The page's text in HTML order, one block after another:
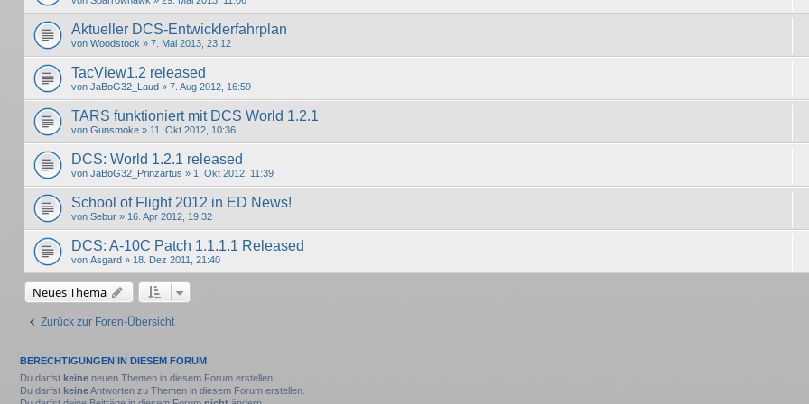
Aktueller DCS-Entwicklerfahrplan
von Woodstock » 7. Mai 2013, 23:12
TacView1.2 released
von JaBoG32_Laud » 7. Aug 2012, 16:59
TARS funktioniert mit DCS World 1.2.1
von Gunsmoke » 11. Okt 2012, 10:36
DCS: World 1.2.1 released
von JaBoG32_Prinzartus » 1. Okt 2012, 11:39
School of Flight 2012 in ED News!
von Sebur » 16. Apr 2012, 19:32
DCS: A-10C Patch 1.1.1.1 Released
von Asgard » 18. Dez 2011, 21:40
Neues Thema
Zurück zur Foren-Übersicht
BERECHTIGUNGEN IN DIESEM FORUM
Du darfst keine neuen Themen in diesem Forum erstellen.
Du darfst keineAntworten zu Themen in diesem Forum erstellen.